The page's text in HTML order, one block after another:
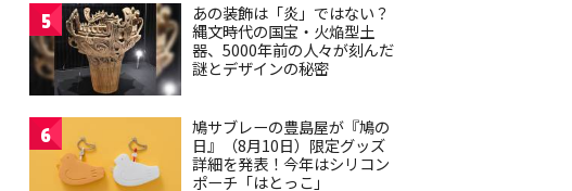
5
あの装飾は「炎」ではない？
縄文時代の国宝・火焔型土
器、5000年前の人々が刻んだ
謎とデザインの秘密
6
鳩サブレーの豊島屋が『鳩の
日』（8月10日）限定グッズ
詳細を発表！今年はシリコン
ポーチ「はとっこ」